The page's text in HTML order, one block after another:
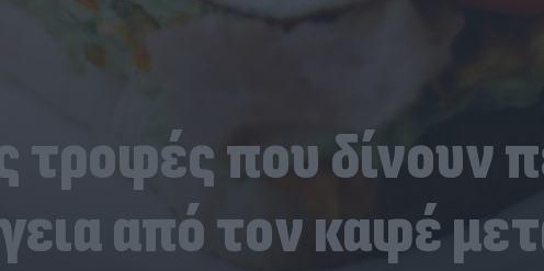
τροφές που δίνουν
από τον καφέ